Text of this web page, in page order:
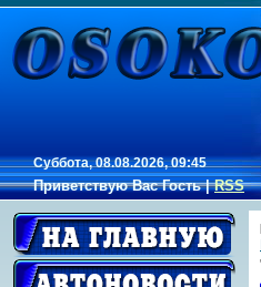
Суббота, 08.08.2026, 09:45
Приветствую Вас Гость|RSS